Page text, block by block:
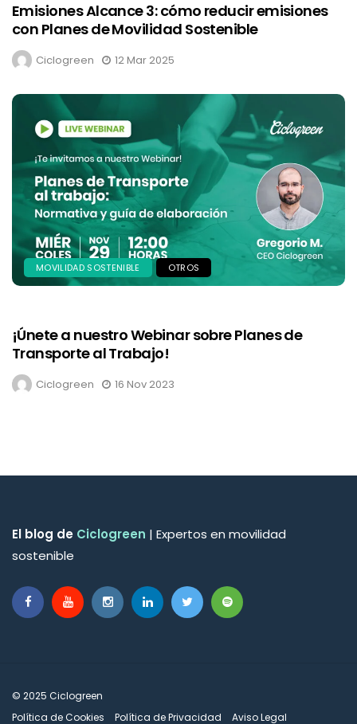
Emisiones Alcance 3: cómo reducir emisiones
con Planes de Movilidad Sostenible
Ciclogreen 12 Mar 2025
MOVILIDAD SOSTENIBLE OTROS
¡Únete a nuestro Webinar sobre Planes de
Transporte al Trabajo!
Ciclogreen 16 Nov 2023
El blog de Ciclogreen | Expertos en movilidad
sostenible
© 2025 Ciclogreen
Política de Cookies
Política de Privacidad Aviso Legal